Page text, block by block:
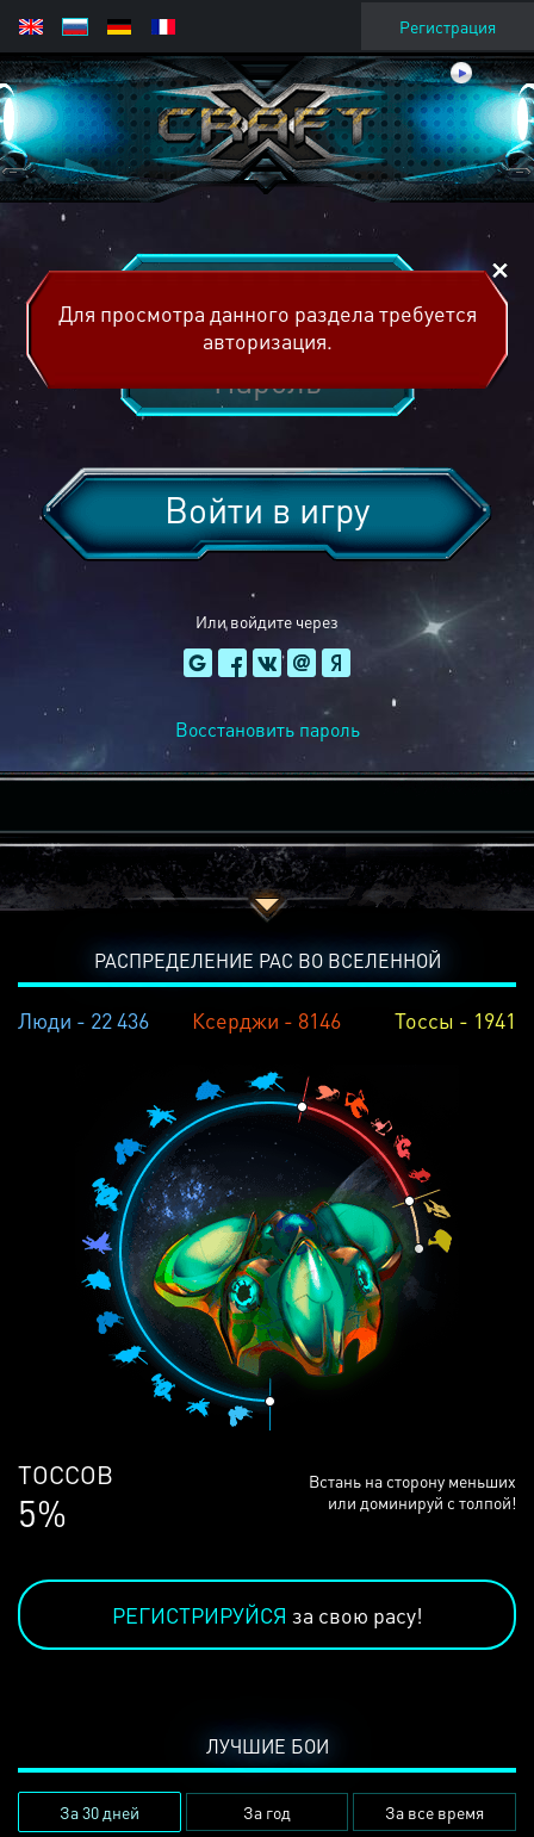
Регистрация
Или войдите через
Войти в игру
Восстановить пароль
Для просмотра данного раздела требуется
авторизация.
РАСПРЕДЕЛЕНИЕ РАС ВО ВСЕЛЕННОЙ
Люди - 22 436 Ксерджи - 8146 Тоссы - 1941
ЛЮДЕЙ
68%
Встань на сторону меньших
или доминируй с толпой!
РЕГИСТРИРУЙСЯ за свою расу!
ЛУЧШИЕ БОИ
За 30 дней За год За все время